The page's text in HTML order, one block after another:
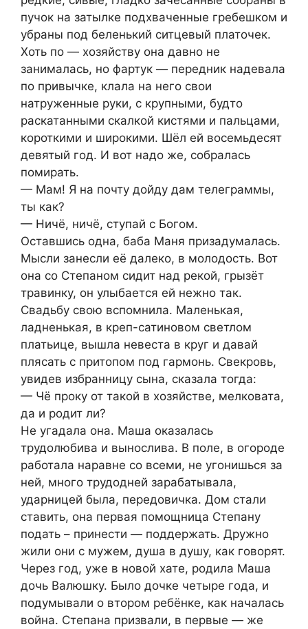
пучок на затылке подхваченные гребешком и
убраны под беленький ситцевый платочек.
Хоть по — хозяйству она давно не
занималась, но фартук — передник надевала
по привычке, клала на него свои
натруженные руки, с крупными, будто
раскатанными скалкой кистями и пальцами,
короткими и широкими. Шёл ей восемьдесят
девятый год. И вот надо же, собралась
помирать.
— Мам! Я на почту дойду дам телеграммы,
ты как?
— Ничё, ничё, ступай с Богом.
Оставшись одна, баба Маня призадумалась.
Мысли занесли её далеко, в молодость. Вот
она со Степаном сидит над рекой, грызёт
травинку, он улыбается ей нежно так.
Свадьбу свою вспомнила. Маленькая,
ладненькая, в креп-сатиновом светлом
платьице, вышла невеста в круг и давай
плясать с притопом под гармонь. Свекровь,
увидев избранницу сына, сказала тогда:
— Чё проку от такой в хозяйстве, мелковата,
да и родит ли?
Не угадала она. Маша оказалась
трудолюбива и вынослива. В поле, в огороде
работала наравне со всеми, не угонишься за
ней, много трудодней зарабатывала,
ударницей была, передовичка. Дом стали
ставить, она первая помощница Степану
подать – принести — поддержать. Дружно
жили они с мужем, душа в душу, как говорят.
Через год, уже в новой хате, родила Маша
дочь Валюшку. Было дочке четыре года, и
подумывали о втором ребёнке, как началась
война. Степана призвали, в первые — же